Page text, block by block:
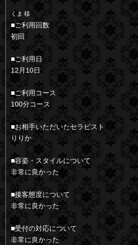
くま 様
■ご利用回数
初回
■ご利用日
12月10日
■ご利用コース
100分コース
■お相手いただいたセラピスト
りりか
■容姿・スタイルについて
非常に良かった
■接客態度について
非常に良かった
■受付の対応について
非常に良かった